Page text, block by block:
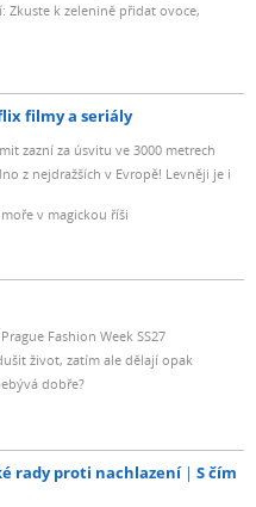
Zkuste k zelenině přidat ovoce,
filmy a seriály
zazní za úsvitu ve 3000 metrech
z nejdražších v Evropě! Levněji je i
v magickou říši
Fashion Week SS27
život, zatím ale dělají opak
dobře?
rady proti nachlazení
S čím